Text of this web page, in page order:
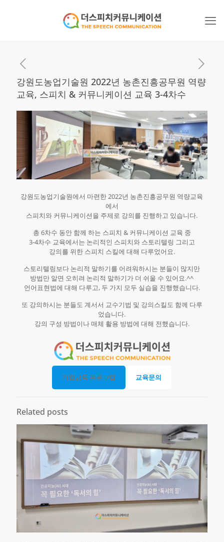
강원도농업기술원 2022년 농촌진흥공무원 역량
교육, 스피치 & 커뮤니케이션 교육 3-4차수
강원도농업기술원에서 마련한 2022년 농촌진흥공무원 역량교육
에서
스피치와 커뮤니케이션을 주제로 강의를 진행하고 있습니다.
총 6차수 동안 함께 하는 스피치 & 커뮤니케이션 교육 중
3-4차수 교육에서는 논리적인 스피치와 스토리텔링 그리고
강의를 위한 스피치 스킬에 대해 다루었어요.
스토리텔링보다 논리적 말하기를 어려워하시는 분들이 많지만
방법만 알면 오히려 논리적 말하기가 더 쉬울 수 있어요.^^
언어표현법에 대해 다루고, 두 가지 모두 실습을 진행했습니다.
또 강의하시는 분들도 계서서 교수기법 및 강의스킬도 함께 다루
었습니다.
강의 구성 방법이나 매체 활용 방법에 대해 전했습니다.
기업교육 프로그램 교육문의
Related posts